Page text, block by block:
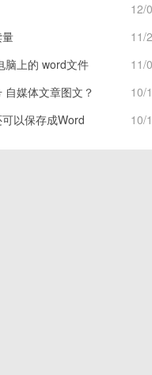
12/
11/
11/
脑上的 word文件
10/
媒体文章图文？
10/
以保存成Word